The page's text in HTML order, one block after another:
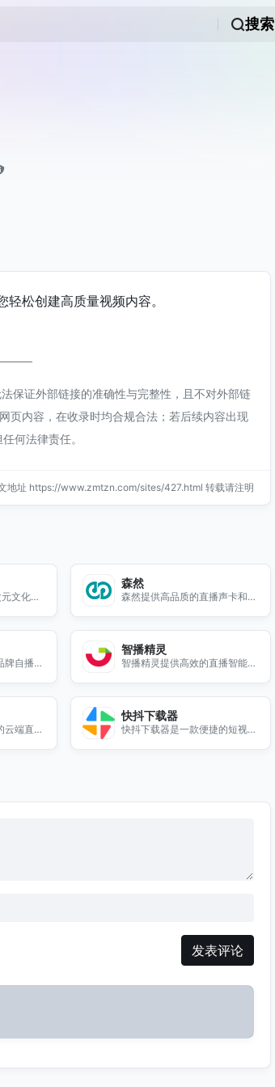
搜索
松创建高质量视频内容。
保证外部链接的准确性与完整性，且不对外部链
页内容，在收录时均合规合法；若后续内容出现
何法律责任。
地址 https://www.zmtzn.com/sites/427.html 转载请注明
文化为
音乐、
的兴趣需
门主播，
朋友互
供一个
体验二
森然
森然提供高品质的直播声卡和麦
牌自播投
智播精灵
智播精灵提供高效的直播智能场
云端直播
定的网络
快抖下载器
快抖下载器是一款便捷的短视频
发表评论